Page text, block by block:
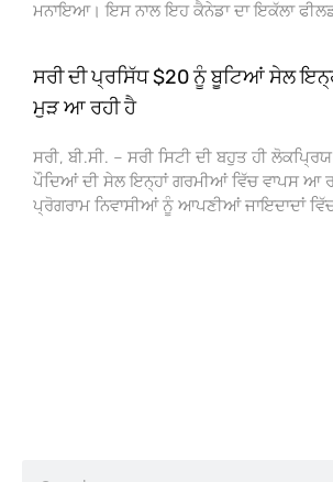
ਮਨਾਇਆ। ਇਸ ਨਾਲ ਇਹ ਕੈਨੇਡਾ ਦਾ ਇਕੱਲਾ
ਸਰੀ ਦੀ ਪ੍ਰਸਿੱਧ $20 ਨੂੰ ਬੂਟਿਆਂ ਸੇਲ
ਮੁੜ ਆ ਰਹੀ ਹੈ
ਸਰੀ, ਬੀ.ਸੀ. – ਸਰੀ ਸਿਟੀ ਦੀ ਬਹੁਤ ਹੀ
ਪੌਦਿਆਂ ਦੀ ਸੇਲ ਇਨ੍ਹਾਂ ਗਰਮੀਆਂ ਵਿੱਚ ਵਾਪਸ ਆ
ਪ੍ਰੋਗਰਾਮ ਨਿਵਾਸੀਆਂ ਨੂੰ ਆਪਣੀਆਂ ਜਾਇਦਾਦਾਂ